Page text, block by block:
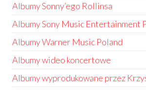
Albumy Sonny’ego Rollinsa
Albumy Sony Music Entertainment
Albumy Warner Music Poland
Albumy wideo koncertowe
Albumy wyprodukowane przez